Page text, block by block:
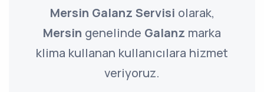
Mersin Galanz Servisi olarak,
Mersin genelinde Galanz marka
klima kullanan kullanıcılara hizmet
veriyoruz.